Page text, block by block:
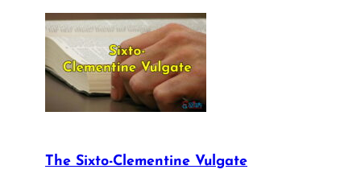
The Sixto-Clementine Vulgate